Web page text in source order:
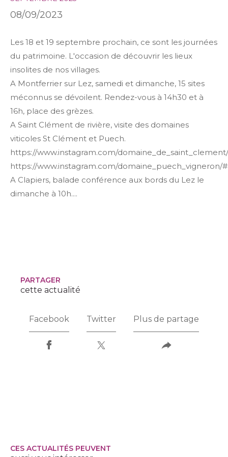
08/09/2023
Les 18 et 19 septembre prochain, ce sont les journées
du patrimoine. L'occasion de découvrir les lieux
insolites de nos villages.
A Montferrier sur Lez, samedi et dimanche, 15 sites
méconnus se dévoilent. Rendez-vous à 14h30 et à
16h, place des grèzes.
A Saint Clément de rivière, visite des domaines
viticoles St Clément et Puech.
https://www.instagram.com/domaine_de_saint_clement/
https://www.instagram.com/domaine_puech_vigneron/#
A Clapiers, balade conférence aux bords du Lez le
dimanche à 10h....
PARTAGER
cette actualité
Facebook Twitter Plus de partage
CES ACTUALITÉS PEUVENT
Budget
Surface
Pièces
Pièces
AFFINER LES CRITÈRES
TERRASSE PARKING PISCINE